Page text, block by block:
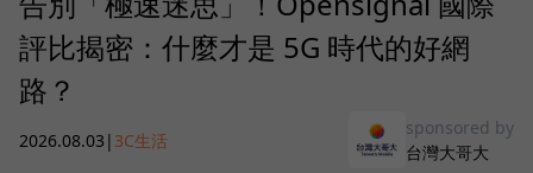
評比揭密：什麼才是 5G 時代的好網
路？
2026.08.03 | 3C生活
sponsored by
台灣大哥大